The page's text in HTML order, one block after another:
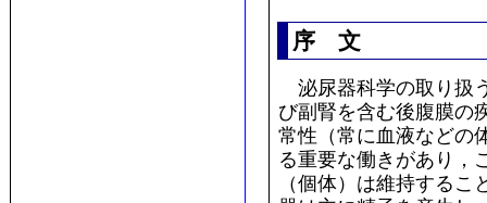
序 文
泌尿器科学の取り扱
び副腎を含む後腹膜の
常性（常に血液などの
る重要な働きがあり，
（個体）は維持する